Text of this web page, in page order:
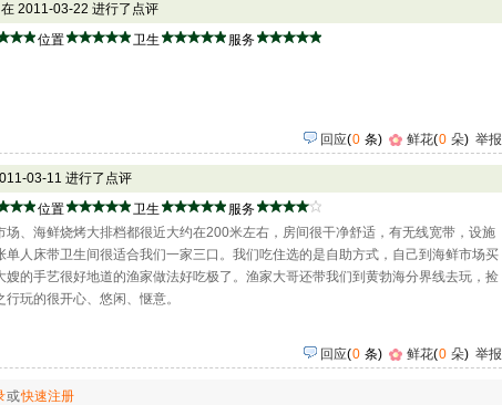
2011-03-22 进行了点评
位置 卫生
服务
回应(0 条) 鲜花(0 朵) 举报
03-11 进行了点评
位置 卫生
服务
场、海鲜烧烤大排档都很近大约在200米左右，房间很干净舒适，有无线宽带，设施
单人床带卫生间很适合我们一家三口。我们吃住选的是自助方式，自己到海鲜市场买
嫂的手艺很好地道的渔家做法好吃极了。渔家大哥还带我们到黄勃海分界线去玩，捡
玩的很开心、悠闲、惬意。
回应(0 条) 鲜花(0 朵) 举报
或快速注册